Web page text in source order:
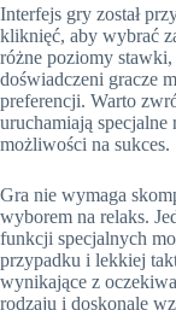
Interfejs gry został
kliknięć, aby wybrać
różne poziomy
doświadczeni gracze
preferencji. Warto
uruchamiają
możliwości na sukces.
Gra nie wymaga
wyborem na relaks.
funkcji specjalnych
przypadku i lekkiej
wynikające z
rodzaju i doskonale